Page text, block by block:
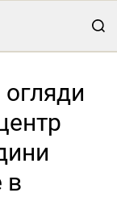
огляди
в